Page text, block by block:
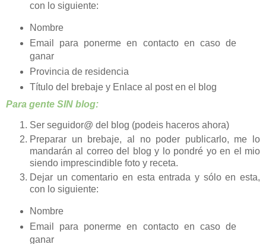
con lo siguiente:
Nombre
Email para ponerme en contacto en caso de
ganar
Provincia de residencia
Título del brebaje y Enlace al post en el blog
Para gente SIN blog:
Ser seguidor@ del blog (podeis haceros ahora)
Preparar un brebaje, al no poder publicarlo, me lo
mandarán al correo del blog y lo pondré yo en el mio
siendo imprescindible foto y receta.
Dejar un comentario en esta entrada y sólo en esta,
con lo siguiente:
Nombre
Email para ponerme en contacto en caso de
ganar